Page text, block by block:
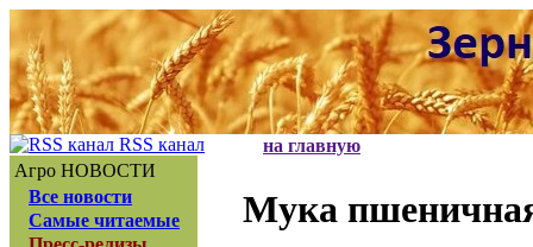
RSS канал
Агро НОВОСТИ
Все новости
Самые читаемые
на главную
Мука